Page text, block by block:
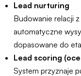
Lead nurturing
Budowanie relacji
automatyczne
dopasowane do
Lead scoring
System przyznaje